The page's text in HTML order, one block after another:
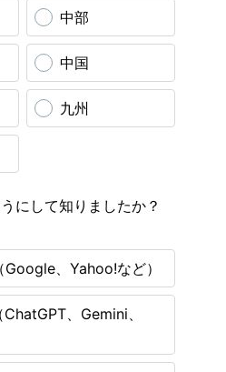
中部
中国
九州
にして知りましたか？
、Yahoo!など）
、Gemini、